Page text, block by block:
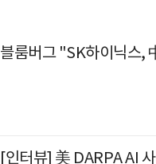
블룸버그 "SK하이닉스,
[인터뷰] 美 DARPA AI